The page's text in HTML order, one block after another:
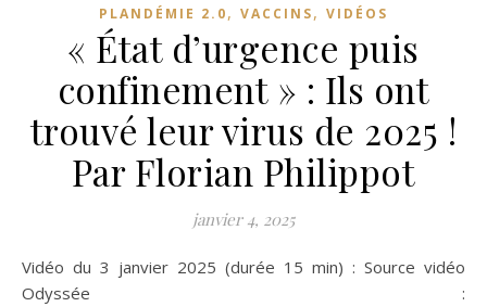
PLANDÉMIE 2.0, VACCINS, VIDÉOS
« État d’urgence puis
confinement » : Ils ont
trouvé leur virus de 2025 !
Par Florian Philippot
janvier 4, 2025
Vidéo du 3 janvier 2025 (durée 15 min) : Source vidéo
Odyssée :